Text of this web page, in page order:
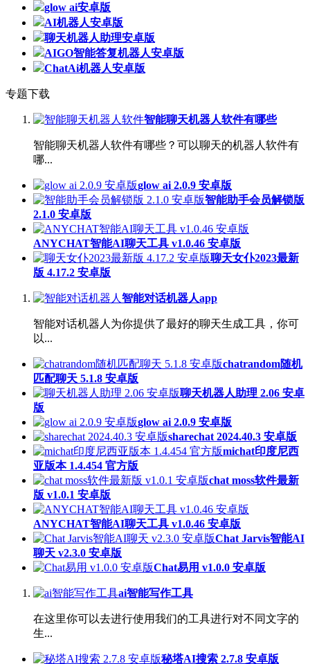
glow ai安卓版
AI机器人安卓版
聊天机器人助理安卓版
AIGO智能答复机器人安卓版
ChatAi机器人安卓版
专题下载
智能聊天机器人软件有哪些
智能聊天机器人软件有哪些？可以聊天的机器人软件有
哪...
glow ai 2.0.9 安卓版
智能助手会员解锁版
2.1.0 安卓版
ANYCHAT智能AI聊天工具 v1.0.46 安卓版
聊天女仆2023最新
版 4.17.2 安卓版
智能对话机器人app
智能对话机器人为你提供了最好的聊天生成工具，你可
以...
chatrandom随机
匹配聊天 5.1.8 安卓版
聊天机器人助理 2.06 安卓
版
glow ai 2.0.9 安卓版
sharechat 2024.40.3 安卓版
michat印度尼西
亚版本 1.4.454 官方版
chat moss软件最新
版 v1.0.1 安卓版
ANYCHAT智能AI聊天工具 v1.0.46 安卓版
Chat Jarvis智能AI
聊天 v2.3.0 安卓版
Chat易用 v1.0.0 安卓版
ai智能写作工具
在这里你可以去进行使用我们的工具进行对不同文字的
生...
秘塔AI搜索 2.7.8 安卓版